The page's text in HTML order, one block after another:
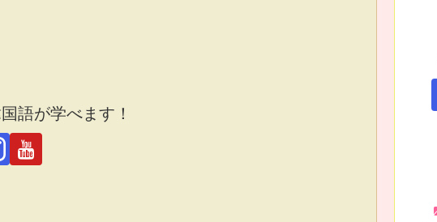
語が学べます！